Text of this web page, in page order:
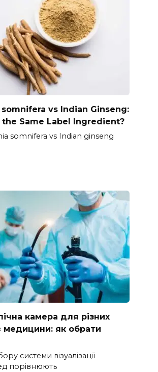
vs Indian Ginseng:
Same Label Ingredient?
somnifera vs Indian ginseng
камера для різних
медицини: як обрати
системи візуалізації
порівнюють